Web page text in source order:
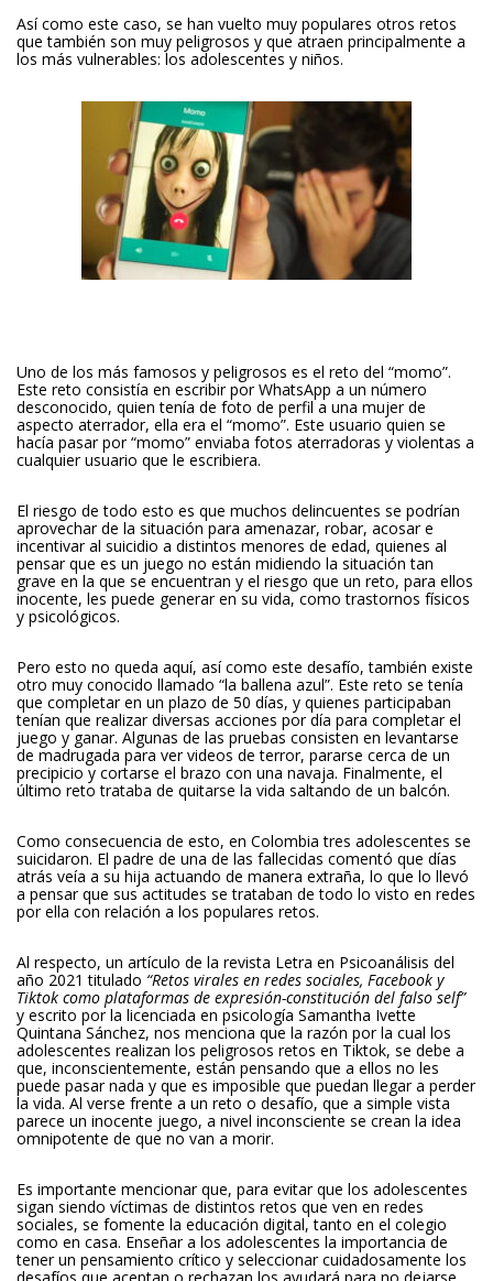
Así como este caso, se han vuelto muy populares otros retos
que también son muy peligrosos y que atraen principalmente a
los más vulnerables: los adolescentes y niños.
Uno de los más famosos y peligrosos es el reto del “momo”.
Este reto consistía en escribir por WhatsApp a un número
desconocido, quien tenía de foto de perfil a una mujer de
aspecto aterrador, ella era el “momo”. Este usuario quien se
hacía pasar por “momo” enviaba fotos aterradoras y violentas a
cualquier usuario que le escribiera.
El riesgo de todo esto es que muchos delincuentes se podrían
aprovechar de la situación para amenazar, robar, acosar e
incentivar al suicidio a distintos menores de edad, quienes al
pensar que es un juego no están midiendo la situación tan
grave en la que se encuentran y el riesgo que un reto, para ellos
inocente, les puede generar en su vida, como trastornos físicos
y psicológicos.
Pero esto no queda aquí, así como este desafío, también existe
otro muy conocido llamado “la ballena azul”. Este reto se tenía
que completar en un plazo de 50 días, y quienes participaban
tenían que realizar diversas acciones por día para completar el
juego y ganar. Algunas de las pruebas consisten en levantarse
de madrugada para ver videos de terror, pararse cerca de un
precipicio y cortarse el brazo con una navaja. Finalmente, el
último reto trataba de quitarse la vida saltando de un balcón.
Como consecuencia de esto, en Colombia tres adolescentes se
suicidaron. El padre de una de las fallecidas comentó que días
atrás veía a su hija actuando de manera extraña, lo que lo llevó
a pensar que sus actitudes se trataban de todo lo visto en redes
por ella con relación a los populares retos.
Al respecto, un artículo de la revista Letra en Psicoanálisis del
año 2021 titulado “Retos virales en redes sociales, Facebook y
Tiktok como plataformas de expresión-constitución del falso self”
y escrito por la licenciada en psicología Samantha Ivette
Quintana Sánchez, nos menciona que la razón por la cual los
adolescentes realizan los peligrosos retos en Tiktok, se debe a
que, inconscientemente, están pensando que a ellos no les
puede pasar nada y que es imposible que puedan llegar a perder
la vida. Al verse frente a un reto o desafío, que a simple vista
parece un inocente juego, a nivel inconsciente se crean la idea
omnipotente de que no van a morir.
Es importante mencionar que, para evitar que los adolescentes
sigan siendo víctimas de distintos retos que ven en redes
sociales, se fomente la educación digital, tanto en el colegio
como en casa. Enseñar a los adolescentes la importancia de
tener un pensamiento crítico y seleccionar cuidadosamente los